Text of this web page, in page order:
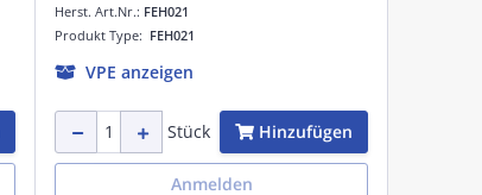
Produkt Type: FEH021
Herst. Art.Nr.: FEH021
VPE anzeigen
Stück Hinzufügen
Anmelden